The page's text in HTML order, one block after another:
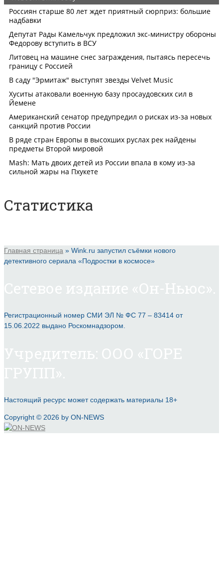
Статистика
Главная страница » Wink.ru запустил съёмки нового
детективного сериала «Подростки в космосе»
Регистрационный номер СМИ ЭЛ № ФС 77 – 83414 от
15.06.2022 выдано Роскомнадзором.
Настоящий ресурс может содержать материалы 18+
Copyright © 2026 by ON-NEWS